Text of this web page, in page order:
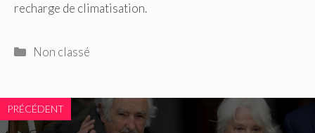
recharge de climatisation.
Catégories
Non classé
PRÉCÉDENT